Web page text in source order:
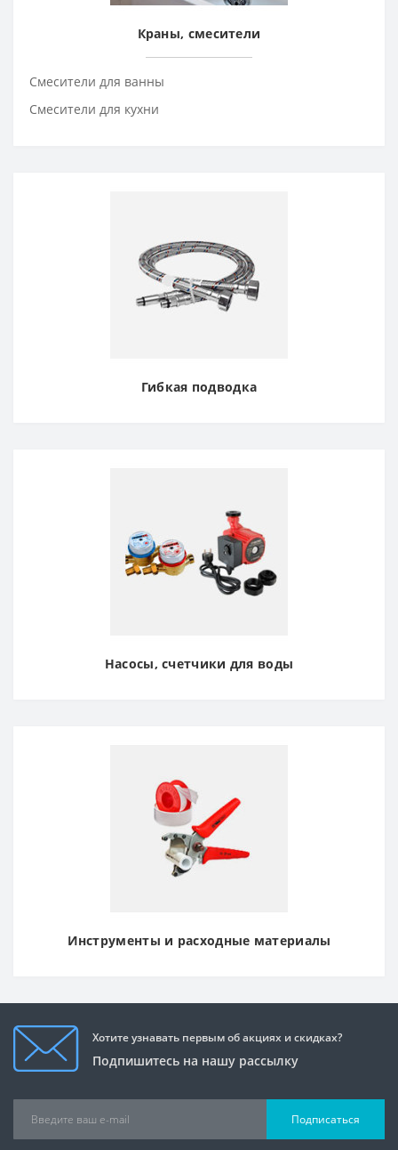
Краны, смесители
Смесители для ванны
Смесители для кухни
Гибкая подводка
Насосы, счетчики для воды
Инструменты и расходные материалы
Хотите узнавать первым об акциях и скидках?
Подпишитесь на нашу рассылку
Подписаться